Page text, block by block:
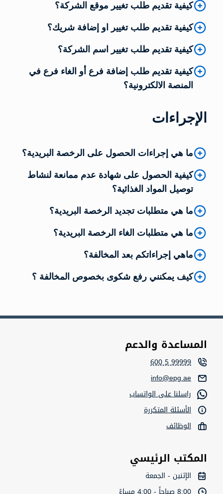
كيفية تقديم طلب تغيير موقع الشركة؟
كيفية تقديم طلب تغيير او إضافة شريك؟
كيفية تقديم طلب تغيير اسم الشركة؟
كيفية تقديم طلب إضافة فرع أو الغاء فرع في
المنصة الالكترونية؟
الإجراءات
ما هي إجراءات الحصول على الرخصة البريدية؟
كيفية الحصول على شهادة عدم ممانعة لنشاط
توصيل المواد الغذائية؟
ما هي متطلبات تجديد الرخصة البريدية؟
ما هي متطلبات الغاء الرخصة البريدية؟
ماهي إجراءاتكم بعد المخالفة؟
كيف يمكنني رفع شكوى بخصوص المخالفة ؟
المساعدة والدعم
600 5 99999
info@epg.ae
راسلنا على الواتساب
الأسئلة المتكررة
الوظائف
المكتب الرئيسي
الإثنين - الجمعة